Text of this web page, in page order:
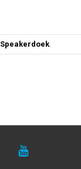
Speakerdoek